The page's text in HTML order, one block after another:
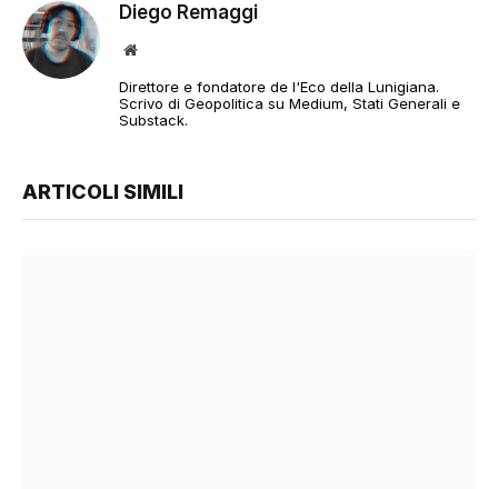
Diego Remaggi
Sito
Direttore e fondatore de l'Eco della Lunigiana.
Scrivo di Geopolitica su Medium, Stati Generali e
Substack.
ARTICOLI SIMILI